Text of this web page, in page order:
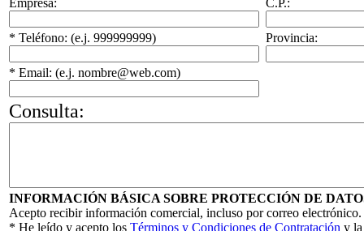
* Teléfono: (e.j. 999999999) Provincia:
* Email: (e.j. nombre@web.com)
Consulta:
INFORMACIÓN BÁSICA SOBRE PROTECCIÓN DE
Acepto recibir información comercial, incluso por correo electrónico.
* He leído y acepto los Términos y Condiciones de Contratación y